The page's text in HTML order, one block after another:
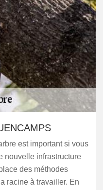
est important si vous
nouvelle infrastructure
des méthodes
racine à travailler. En